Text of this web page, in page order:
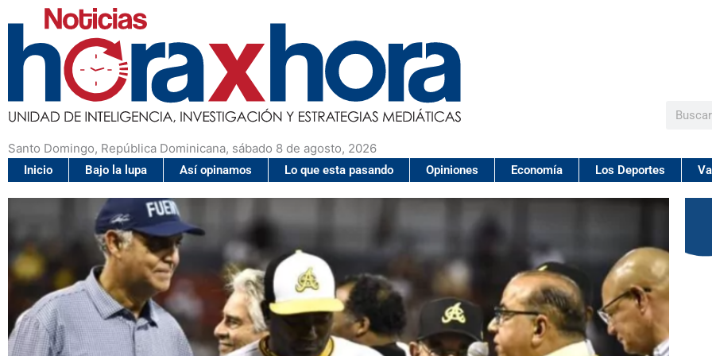
Santo Domingo, República Dominicana, sábado 8 de agosto, 2026
Buscar
Inicio Bajo la lupa Así opinamos Lo que esta pasando Opiniones Economía Los Deportes